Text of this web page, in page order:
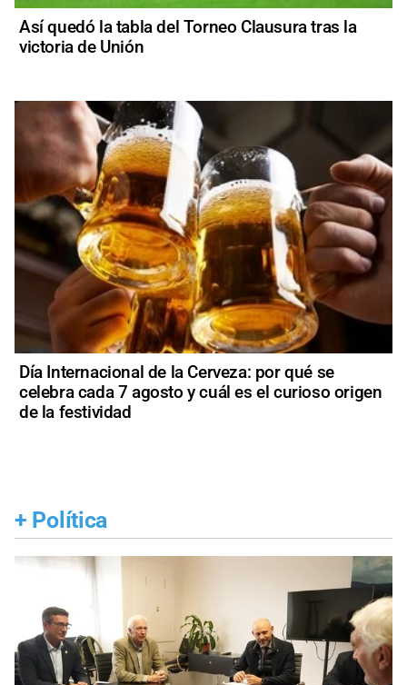
Así quedó la tabla del Torneo Clausura tras la
victoria de Unión
Día Internacional de la Cerveza: por qué se
celebra cada 7 agosto y cuál es el curioso origen
de la festividad
+ Política